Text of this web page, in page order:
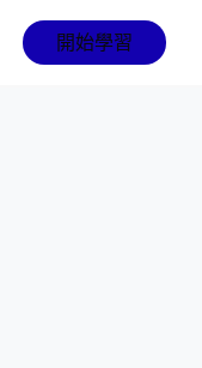
開始學習